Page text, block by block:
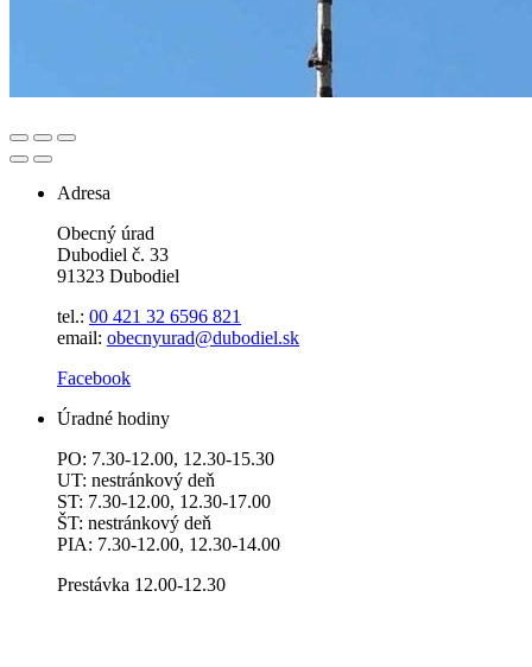
Adresa
Obecný úrad
Dubodiel č. 33
91323 Dubodiel
tel.: 00 421 32 6596 821
email: obecnyurad@dubodiel.sk
Facebook
Úradné hodiny
PO: 7.30-12.00, 12.30-15.30
UT: nestránkový deň
ST: 7.30-12.00, 12.30-17.00
ŠT: nestránkový deň
PIA: 7.30-12.00, 12.30-14.00
Prestávka 12.00-12.30